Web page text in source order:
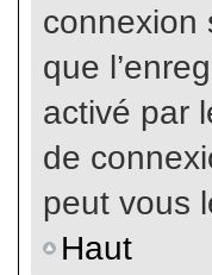
connexion
que
activé par
de
peut vous
Haut